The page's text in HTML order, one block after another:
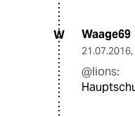
W Waage69
21.07.2016,
@lions: